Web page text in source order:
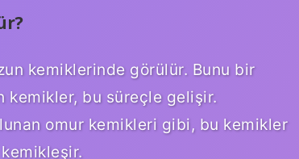
kemiklerinde görülür. Bunu bir
kemikler, bu süreçle gelişir.
omur kemikleri gibi, bu kemikler